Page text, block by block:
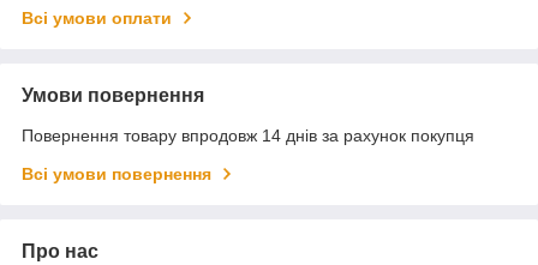
Всі умови оплати
Умови повернення
Повернення товару впродовж 14 днів за рахунок покупця
Всі умови повернення
Про нас